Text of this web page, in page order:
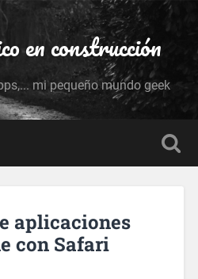
en construcción
mi pequeño mundo geek
aplicaciones
con Safari